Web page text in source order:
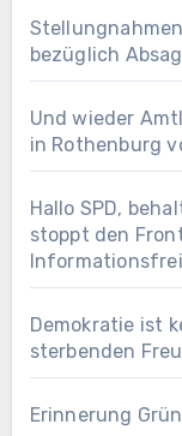
bezüglich
Und wieder
in Rothenburg
Hallo SPD,
stoppt den
Demokratie ist
sterbenden
Erinnerung